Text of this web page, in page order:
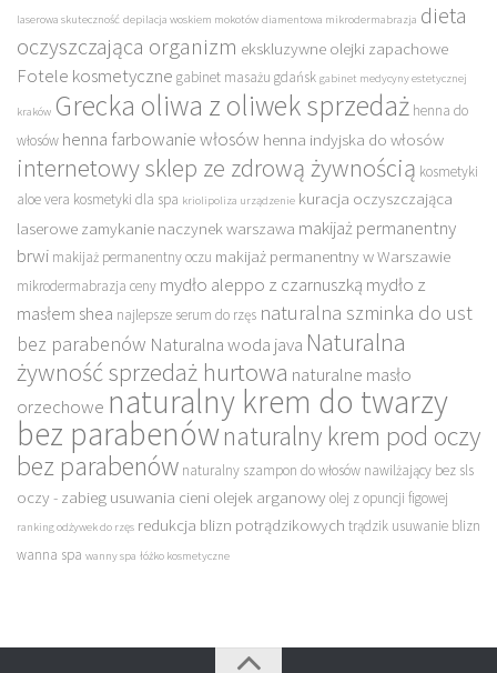
laserowa skuteczność depilacja woskiem mokotów diamentowa mikrodermabrazja dieta
oczyszczająca organizm ekskluzywne olejki zapachowe
Fotele kosmetyczne gabinet masażu gdańsk gabinet medycyny estetycznej
kraków Grecka oliwa z oliwek sprzedaż henna do
włosów henna farbowanie włosów henna indyjska do włosów
internetowy sklep ze zdrową żywnością kosmetyki
aloe vera kosmetyki dla spa kriolipoliza urządzenie kuracja oczyszczająca
laserowe zamykanie naczynek warszawa makijaż permanentny
brwi makijaż permanentny oczu makijaż permanentny w Warszawie
mikrodermabrazja ceny mydło aleppo z czarnuszką mydło z
masłem shea najlepsze serum do rzęs naturalna szminka do ust
bez parabenów Naturalna woda java Naturalna
żywność sprzedaż hurtowa naturalne masło
orzechowe naturalny krem do twarzy
bez parabenównaturalny krem pod oczy
bez parabenów naturalny szampon do włosów nawilżający bez sls
oczy - zabieg usuwania cieni olejek arganowy olej z opuncji figowej
ranking odżywek do rzęs redukcja blizn potrądzikowych trądzik usuwanie blizn
wanna spa wanny spa łóżko kosmetyczne